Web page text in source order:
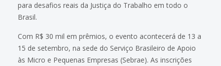
para desafios reais da Justiça do Trabalho em todo o
Brasil.
Com R$ 30 mil em prêmios, o evento acontecerá de 13 a
15 de setembro, na sede do Serviço Brasileiro de Apoio
às Micro e Pequenas Empresas (Sebrae). As inscrições